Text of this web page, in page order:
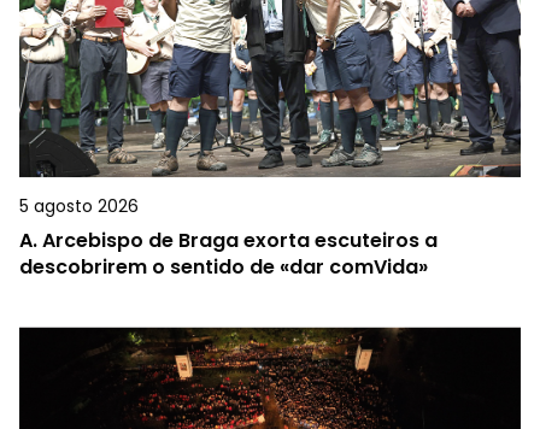
5 agosto 2026
A.Arcebispo de Braga exorta escuteiros a
descobrirem o sentido de «dar comVida»